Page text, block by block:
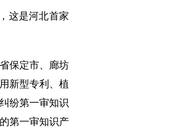
这是河北首家
保定市、廊坊
新型专利、植
纷第一审知识
第一审知识产